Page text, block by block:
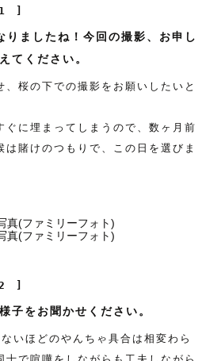
]
りましたね！今回の撮影、お申し
てください。
、桜の下での撮影をお願いしたいと
ぐに埋まってしまうので、数ヶ月前
は賭けのつもりで、この日を選びま
]
子をお聞かせください。
いほどのやんちゃ具合は相変わら